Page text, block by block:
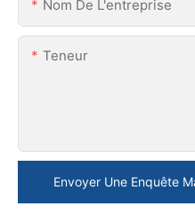
Nom De L'entreprise
Teneur
Envoyer Une Enquête